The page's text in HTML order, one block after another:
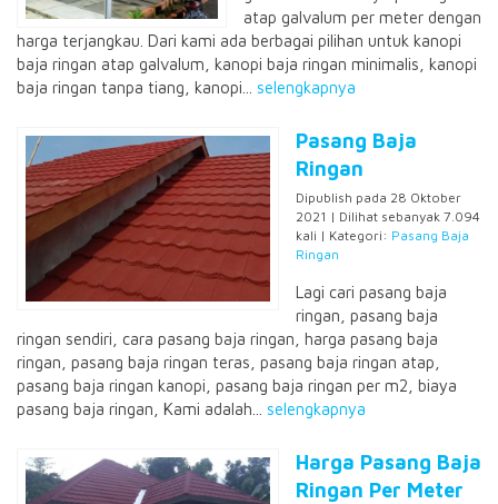
atap galvalum per meter dengan
harga terjangkau. Dari kami ada berbagai pilihan untuk kanopi
baja ringan atap galvalum, kanopi baja ringan minimalis, kanopi
baja ringan tanpa tiang, kanopi... selengkapnya
Pasang Baja
Ringan
Dipublish pada 28 Oktober
2021 | Dilihat sebanyak 7.094
kali | Kategori: Pasang Baja
Ringan
Lagi cari pasang baja
ringan, pasang baja
ringan sendiri, cara pasang baja ringan, harga pasang baja
ringan, pasang baja ringan teras, pasang baja ringan atap,
pasang baja ringan kanopi, pasang baja ringan per m2, biaya
pasang baja ringan, Kami adalah... selengkapnya
Harga Pasang Baja
Ringan Per Meter